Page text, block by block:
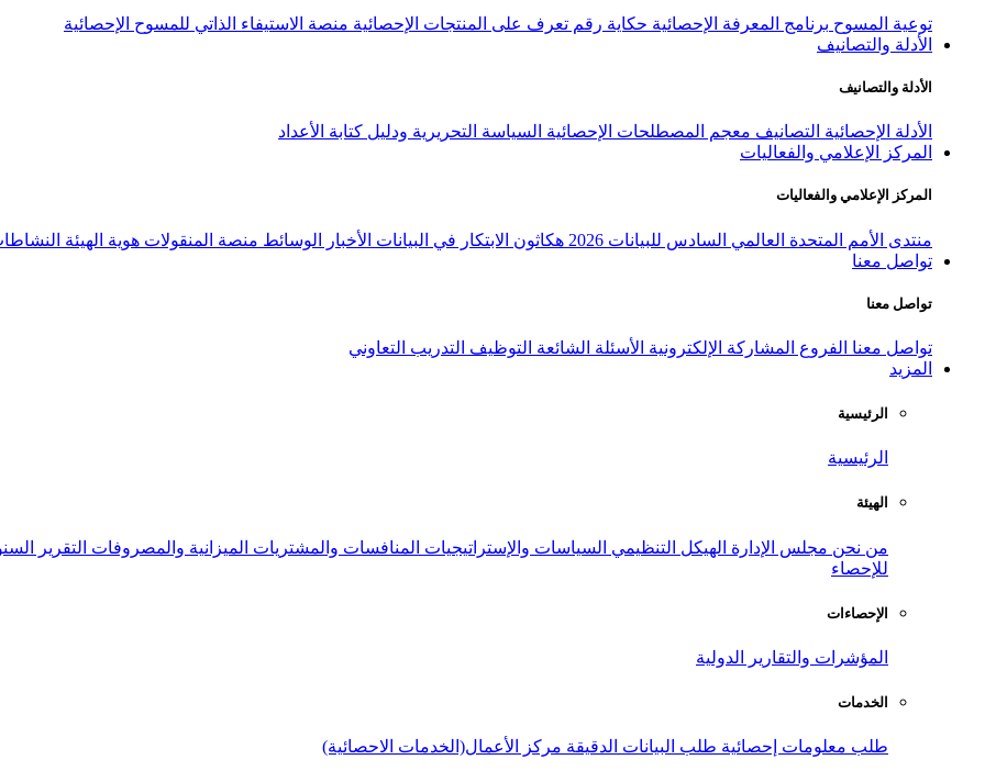
توعية المسوح برنامج المعرفة الإحصائية حكاية رقم تعرف على المنتجات الإحصائية منصة الاستيفاء الذاتي للمسوح الإحصائية
الأدلة والتصانيف
الأدلة والتصانيف
الأدلة الإحصائية التصانيف معجم المصطلحات الإحصائية السياسة التحريرية ودليل كتابة الأعداد
المركز الإعلامي والفعاليات
المركز الإعلامي والفعاليات
منتدى الأمم المتحدة العالمي السادس للبيانات 2026 هكاثون الابتكار في البيانات الأخبار الوسائط منصة المنقولات هوية الهيئة
تواصل معنا
تواصل معنا
تواصل معنا الفروع المشاركة الإلكترونية الأسئلة الشائعة التوظيف التدريب التعاوني
المزيد
الرئيسية
الرئيسية
الهيئة
من نحن مجلس الإدارة الهيكل التنظيمي السياسات والإستراتيجيات المنافسات والمشتريات الميزانية والمصروفات التقرير
للإحصاء
الإحصاءات
المؤشرات والتقارير الدولية
الخدمات
طلب معلومات إحصائية طلب البيانات الدقيقة مركز الأعمال(الخدمات الاحصائية)